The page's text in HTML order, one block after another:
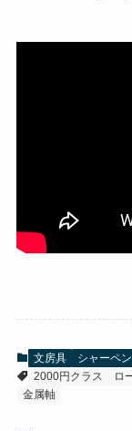
文房具
シャーペン
2000円クラス
ロ
金属軸